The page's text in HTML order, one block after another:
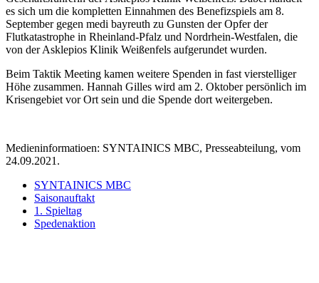
es sich um die kompletten Einnahmen des Benefizspiels am 8.
September gegen medi bayreuth zu Gunsten der Opfer der
Flutkatastrophe in Rheinland-Pfalz und Nordrhein-Westfalen, die
von der Asklepios Klinik Weißenfels aufgerundet wurden.
Beim Taktik Meeting kamen weitere Spenden in fast vierstelliger
Höhe zusammen. Hannah Gilles wird am 2. Oktober persönlich im
Krisengebiet vor Ort sein und die Spende dort weitergeben.
Medieninformatioen: SYNTAINICS MBC, Presseabteilung, vom
24.09.2021.
SYNTAINICS MBC
Saisonauftakt
1. Spieltag
Spedenaktion